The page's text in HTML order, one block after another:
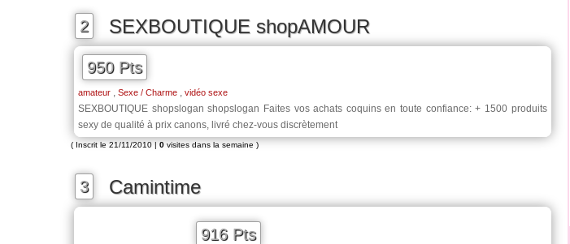
2 SEXBOUTIQUE shopAMOUR
950 Pts
amateur , Sexe / Charme , vidéo sexe
SEXBOUTIQUE shopslogan shopslogan Faites vos achats coquins en toute confiance: + 1500 produits
sexy de qualité à prix canons, livré chez-vous discrètement
( Inscrit le 21/11/2010 | 0 visites dans la semaine )
3 Camintime
916 Pts